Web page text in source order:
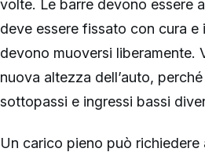
volte. Le barre devono essere
deve essere fissato con cura e
devono muoversi liberamente.
nuova altezza dell’auto,
sottopassi e ingressi bassi
Un carico pieno può